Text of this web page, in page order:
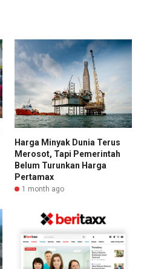
Harga Minyak Dunia Terus
Merosot, Tapi Pemerintah
Belum Turunkan Harga
Pertamax
1 month ago